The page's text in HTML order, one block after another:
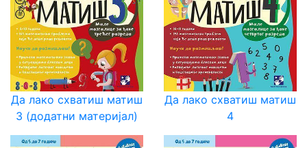
Мој
налог
Да лако схватиш матиш
3 (додатни материјал)
Да лако схватиш матиш
4